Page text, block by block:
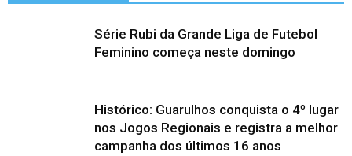
Série Rubi da Grande Liga de Futebol
Feminino começa neste domingo
Histórico: Guarulhos conquista o 4º lugar
nos Jogos Regionais e registra a melhor
campanha dos últimos 16 anos